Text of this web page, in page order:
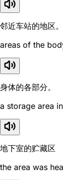
邻近车站的地区。
areas of the
身体的各部分。
a storage area
地下室的贮藏区
the area was